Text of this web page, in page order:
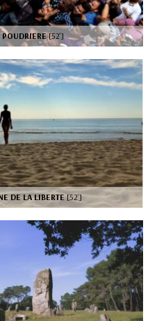
POUDRIERE[52’]
DE LA LIBERTE[52’]